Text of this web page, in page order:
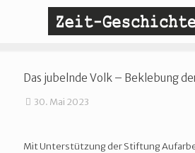
Das jubelnde Volk – Beklebung
30. Mai 2023
Mit Unterstützung der Stiftung